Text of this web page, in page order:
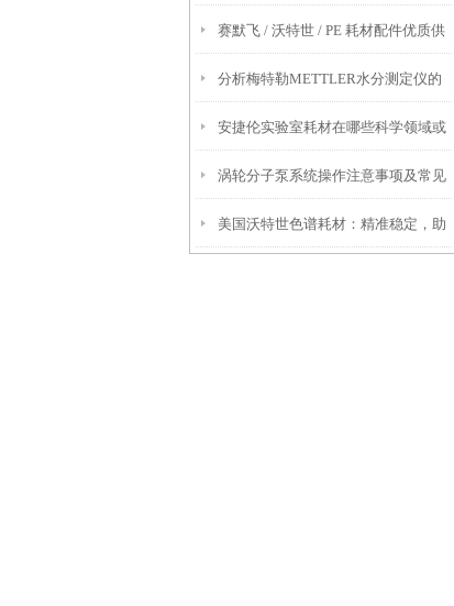
用
赛默飞 / 沃特世 / PE 耗材配件优质供
应商推荐：检硕科学器材靠谱代理 +
售后保障
分析梅特勒METTLER水分测定仪的
电极污染与保养
安捷伦实验室耗材在哪些科学领域或
应用中最为常见？
涡轮分子泵系统操作注意事项及常见
故障排除
美国沃特世色谱耗材：精准稳定，助